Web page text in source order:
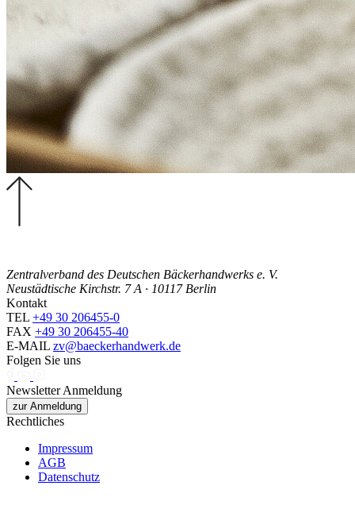
Zentralverband des Deutschen Bäckerhandwerks e. V.
Neustädtische Kirchstr. 7 A · 10117 Berlin
Kontakt
TEL +49 30 206455-0
FAX +49 30 206455-40
E-MAIL zv@baeckerhandwerk.de
Folgen Sie uns
Newsletter Anmeldung
zur Anmeldung
Rechtliches
Impressum
AGB
Datenschutz